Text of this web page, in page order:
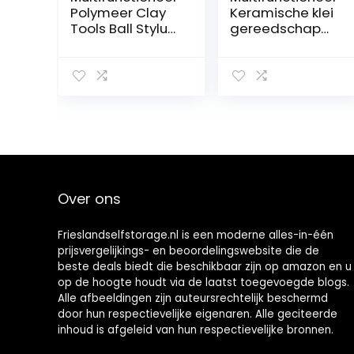
Polymeer Clay
Tools Ball Stylus
Shapers
ulptuur
doe-het-zelf
set B)
Keramische klei
gereedschap
aardewerk
beeldhouwen
Over ons
Frieslandselfstorage.nl is een moderne alles-in-één
prijsvergelijkings- en beoordelingswebsite die de
beste deals biedt die beschikbaar zijn op amazon en u
op de hoogte houdt via de laatst toegevoegde blogs.
Alle afbeeldingen zijn auteursrechtelijk beschermd
door hun respectievelijke eigenaren. Alle geciteerde
inhoud is afgeleid van hun respectievelijke bronnen.